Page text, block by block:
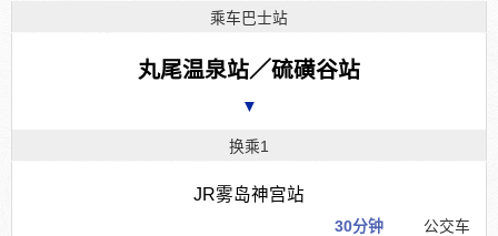
乘车巴士站
丸尾温泉站／硫磺谷站
▼
换乘1
JR雾岛神宫站
30分钟
公交车